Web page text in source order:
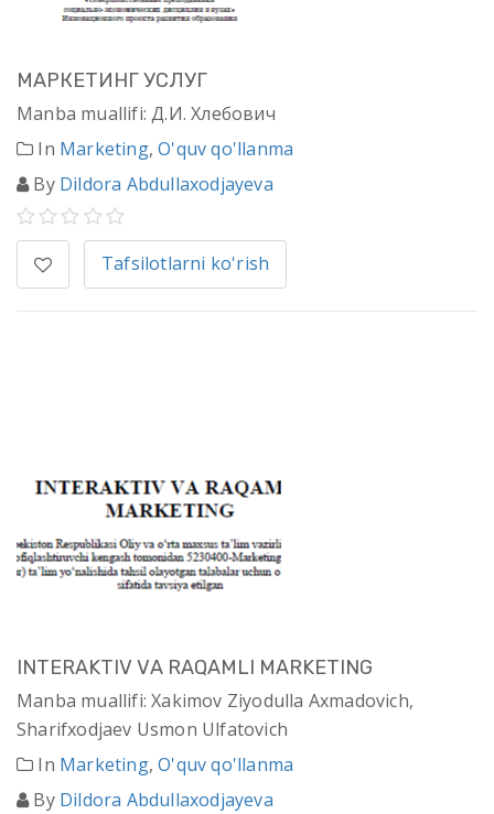
МАРКЕТИНГ УСЛУГ
Manba muallifi: Д.И. Хлебович
In Marketing,O'quv qo'llanma
By Dildora Abdullaxodjayeva
Tafsilotlarni ko'rish
INTЕRАKTIV VА RАQАMLI MАRKЕTING
Manba muallifi: Хаkimоv Ziyodullа Ахmаdоvich,
Shаrifхоdjаеv Usmоn Ulfаtоvich
In Marketing,O'quv qo'llanma
By Dildora Abdullaxodjayeva